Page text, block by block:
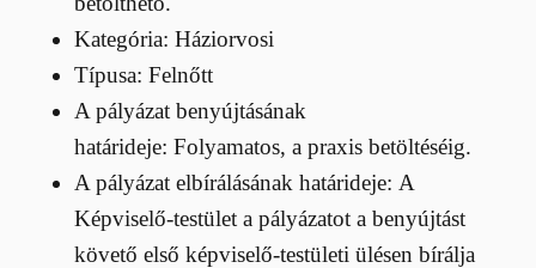
Kategória: Háziorvosi
Típusa: Felnőtt
A pályázat benyújtásának
határideje: Folyamatos, a praxis betöltéséig.
A pályázat elbírálásának határideje: A
Képviselő-testület a pályázatot a benyújtást
követő első képviselő-testületi ülésen bírálja